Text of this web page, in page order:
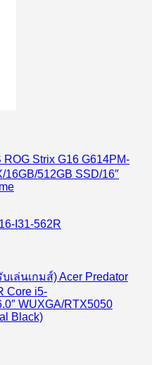
Strix G16 G614PM-
16GB/512GB SSD/16″
เล่นเกมส์) Acer Predator
Core i5-
WUXGA/RTX5050
Black)